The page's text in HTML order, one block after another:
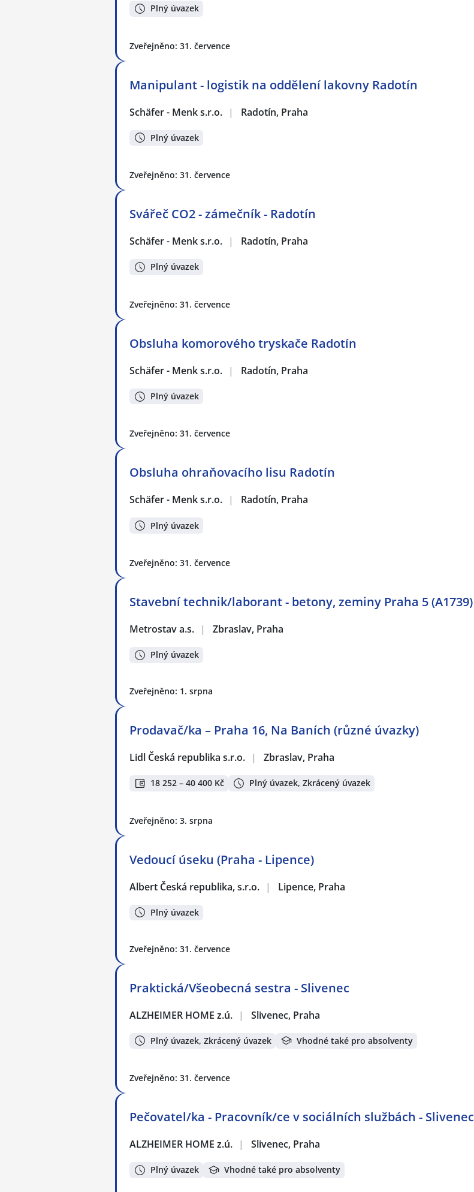
Plný úvazek
Zveřejněno: 31. července
Manipulant - logistik na oddělení lakovny Radotín
Schäfer - Menk s.r.o. | Radotín, Praha
Plný úvazek
Zveřejněno: 31. července
Svářeč CO2 - zámečník - Radotín
Schäfer - Menk s.r.o. | Radotín, Praha
Plný úvazek
Zveřejněno: 31. července
Obsluha komorového tryskače Radotín
Schäfer - Menk s.r.o. | Radotín, Praha
Plný úvazek
Zveřejněno: 31. července
Obsluha ohraňovacího lisu Radotín
Schäfer - Menk s.r.o. | Radotín, Praha
Plný úvazek
Zveřejněno: 31. července
Stavební technik/laborant - betony, zeminy Praha 5 (A1739)
Metrostav a.s. | Zbraslav, Praha
Plný úvazek
Zveřejněno: 1. srpna
Prodavač/ka – Praha 16, Na Baních (různé úvazky)
Lidl Česká republika s.r.o. | Zbraslav, Praha
18 252 – 40 400 Kč Plný úvazek, Zkrácený úvazek
Zveřejněno: 3. srpna
Vedoucí úseku (Praha - Lipence)
Albert Česká republika, s.r.o. | Lipence, Praha
Plný úvazek
Zveřejněno: 31. července
Praktická/Všeobecná sestra - Slivenec
ALZHEIMER HOME z.ú. | Slivenec, Praha
Plný úvazek, Zkrácený úvazek Vhodné také pro absolventy
Zveřejněno: 31. července
Pečovatel/ka - Pracovník/ce v sociálních službách - Slivenec
ALZHEIMER HOME z.ú. | Slivenec, Praha
Plný úvazek Vhodné také pro absolventy